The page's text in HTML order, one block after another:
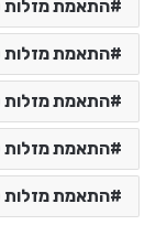
התאמת מזלות
התאמת
התאמת
התאמת מזלות
התאמת מזלות